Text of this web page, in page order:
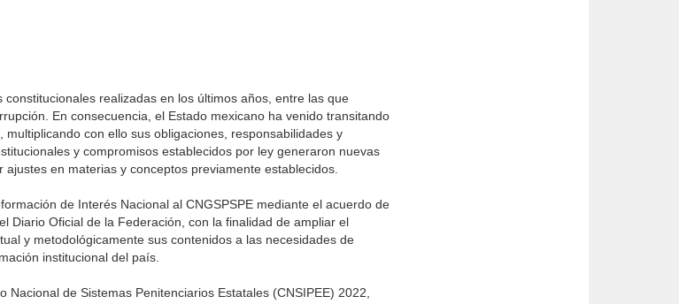
realizadas en los últimos años, entre las que
En consecuencia, el Estado mexicano ha venido transitando
con ello sus obligaciones, responsabilidades y
y compromisos establecidos por ley generaron nuevas
en materias y conceptos previamente establecidos.
de Interés Nacional al CNGSPSPE mediante el acuerdo de
Diario Oficial de la Federación, con la finalidad de ampliar el
y metodológicamente sus contenidos a las necesidades de
institucional del país.
de Sistemas Penitenciarios Estatales (CNSIPEE) 2022,